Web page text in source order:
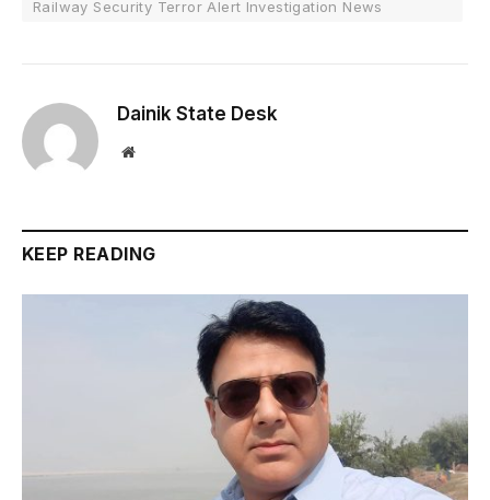
Railway Security Terror Alert Investigation News
Dainik State Desk
Website
KEEP READING